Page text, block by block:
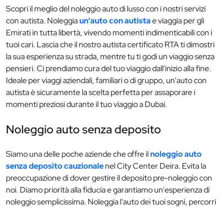
Scopri il meglio del noleggio auto di lusso con i nostri servizi
con autista. Noleggiaun'auto con autistae viaggia per gli
Emirati in tutta libertà, vivendo momenti indimenticabili con i
tuoi cari. Lascia che il nostro autista certificato RTA ti dimostri
la sua esperienza su strada, mentre tu ti godi un viaggio senza
pensieri. Ci prendiamo cura del tuo viaggio dall'inizio alla fine.
Ideale per viaggi aziendali, familiari o di gruppo, un'auto con
autista è sicuramente la scelta perfetta per assaporare i
momenti preziosi durante il tuo viaggio a Dubai.
Noleggio auto senza deposito
Siamo una delle poche aziende che offre ilnoleggio auto
senza deposito cauzionalenel City Center Deira. Evita la
preoccupazione di dover gestire il deposito pre-noleggio con
noi. Diamo priorità alla fiducia e garantiamo un'esperienza di
noleggio semplicissima. Noleggia l'auto dei tuoi sogni, percorri